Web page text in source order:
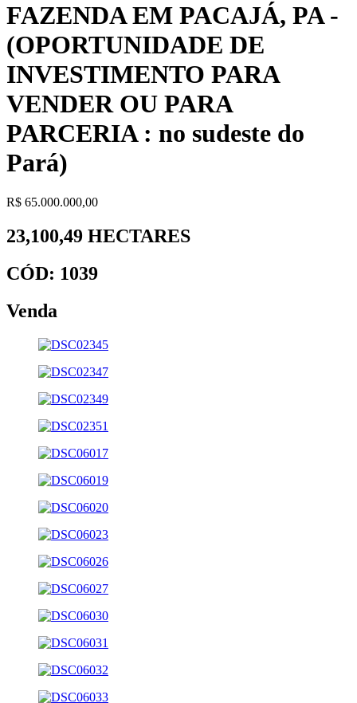
FAZENDA EM PACAJÁ, PA -
(OPORTUNIDADE DE
INVESTIMENTO PARA
VENDER OU PARA
PARCERIA : no sudeste do
Pará)
R$ 65.000.000,00
23,100,49 HECTARES
CÓD: 1039
Venda